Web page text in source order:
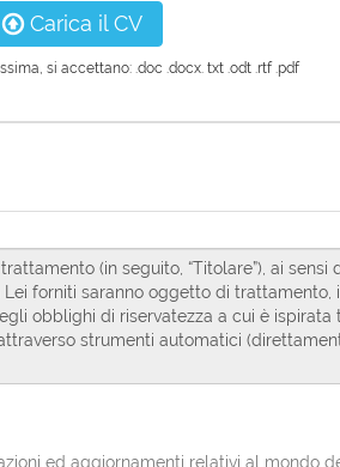
Carica il CV
si accettano: .doc .docx. txt .odt .rtf .pdf
ed aggiornamenti relativi al mondo